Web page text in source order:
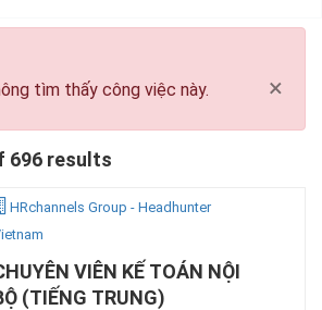
×
tìm thấy công việc này.
696 results
HRchannels Group - Headhunter
VIÊN KẾ TOÁN NỘI
(TIẾNG TRUNG)